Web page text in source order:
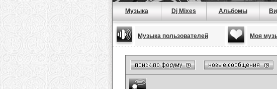
Музыка Dj Mixes Альбомы
Музыка пользователей Моя